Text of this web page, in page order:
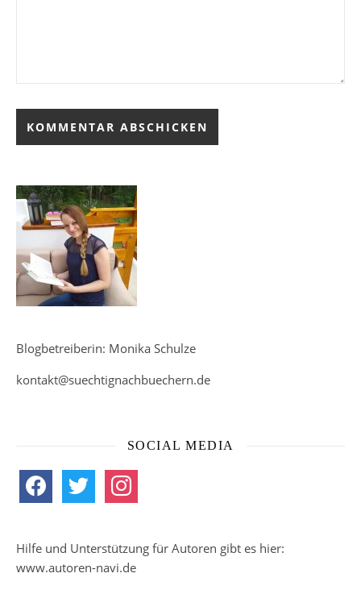
Blogbetreiberin: Monika Schulze
kontakt@suechtignachbuechern.de
SOCIAL MEDIA
facebook twitter instagram
Hilfe und Unterstützung für Autoren gibt es hier:
www.autoren-navi.de